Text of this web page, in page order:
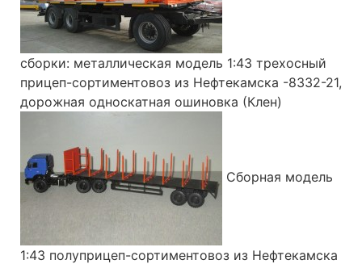
сборки: металлическая модель 1:43 трехосный
прицеп-сортиментовоз из Нефтекамска -8332-21,
дорожная односкатная ошиновка (Клен)
Сборная модель
1:43 полуприцеп-сортиментовоз из Нефтекамска